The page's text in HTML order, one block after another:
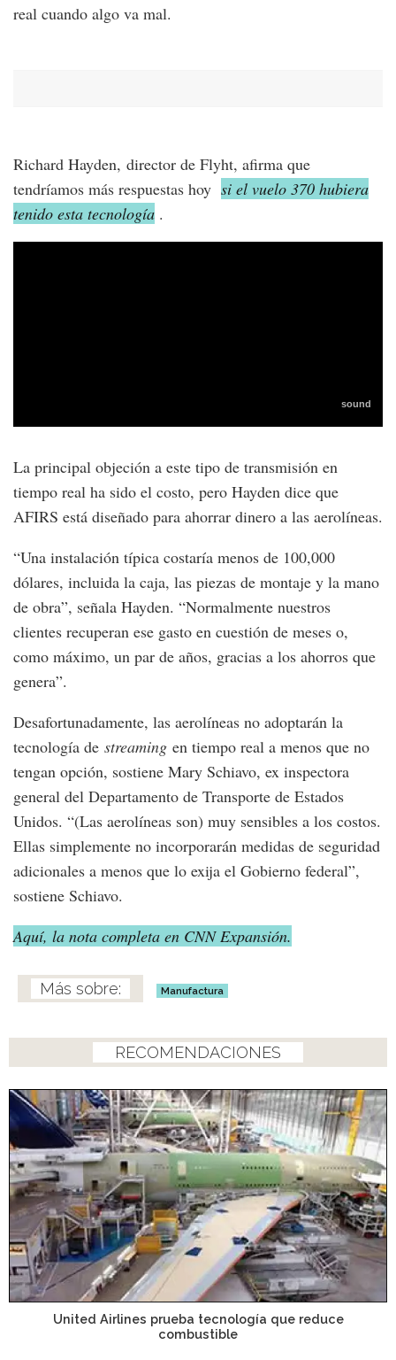
real cuando algo va mal.
Richard Hayden, director de Flyht, afirma que
tendríamos más respuestas hoy si el vuelo 370 hubiera
tenido esta tecnología .
La principal objeción a este tipo de transmisión en
tiempo real ha sido el costo, pero Hayden dice que
AFIRS está diseñado para ahorrar dinero a las aerolíneas.
“Una instalación típica costaría menos de 100,000
dólares, incluida la caja, las piezas de montaje y la mano
de obra”, señala Hayden. “Normalmente nuestros
clientes recuperan ese gasto en cuestión de meses o,
como máximo, un par de años, gracias a los ahorros que
genera”.
Desafortunadamente, las aerolíneas no adoptarán la
tecnología de streaming en tiempo real a menos que no
tengan opción, sostiene Mary Schiavo, ex inspectora
general del Departamento de Transporte de Estados
Unidos. “(Las aerolíneas son) muy sensibles a los costos.
Ellas simplemente no incorporarán medidas de seguridad
adicionales a menos que lo exija el Gobierno federal”,
sostiene Schiavo.
Aquí, la nota completa en CNN Expansión.
Manufactura
RECOMENDACIONES
United Airlines prueba tecnología que reduce
combustible